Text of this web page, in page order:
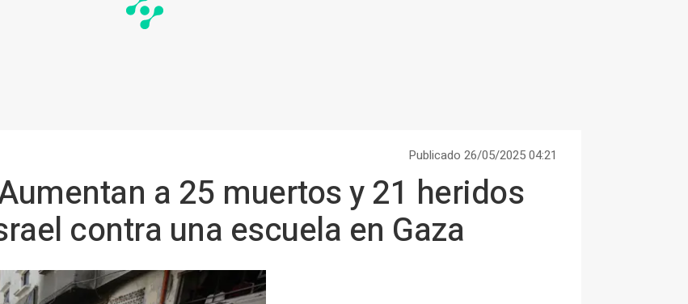
Publicado 26/05/2025 04:21
a 25 muertos y 21 heridos
contra una escuela en Gaza